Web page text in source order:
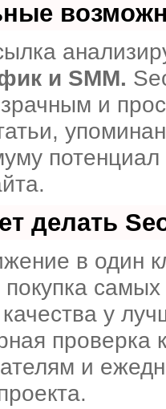
и SMM.
и
делать
в один
покупка
у
проверка
и